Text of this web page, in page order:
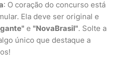
: O coração do concurso está
Ela deve ser original e
e "NovaBrasil". Solte a
único que destaque a